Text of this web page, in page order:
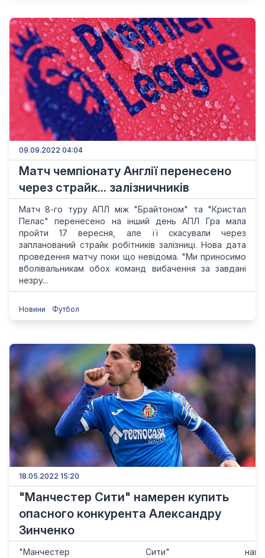
09.09.2022 04:04
Матч чемпіонату Англії перенесено
через страйк... залізничників
Матч 8-го туру АПЛ між "Брайтоном" та "Кристал
Пелас" перенесено на інший день АПЛ Гра мала
пройти 17 вересня, але її скасували через
запланований страйк робітників залізниці. Нова дата
проведення матчу поки що невідома. "Ми приносимо
вболівальникам обох команд вибачення за завдані
незру...
Новини Футбол
18.05.2022 15:20
"Манчестер Сити" намерен купить
опасного конкурента Александру
Зинченко
"Манчестер Сити"